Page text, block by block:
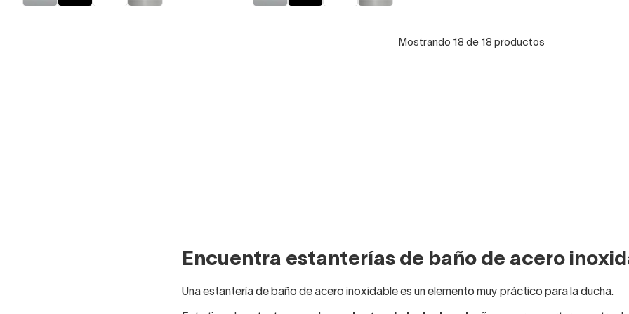
Mostrando 18 de 18 productos
Encuentra estanterías de baño de acero
Una estantería de baño de acero inoxidable es un elemento muy práctico para la ducha.